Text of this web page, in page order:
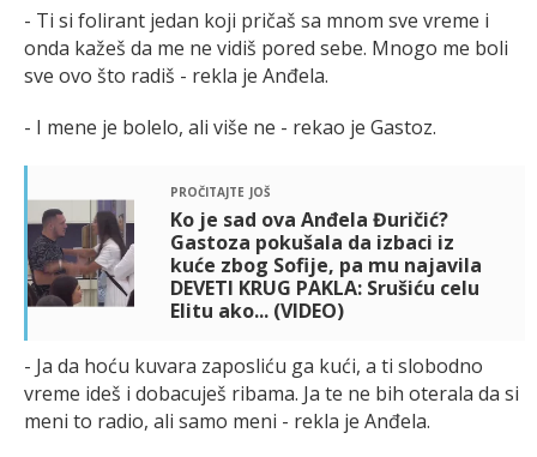
- Ti si folirant jedan koji pričaš sa mnom sve vreme i
onda kažeš da me ne vidiš pored sebe. Mnogo me boli
sve ovo što radiš - rekla je Anđela.
- I mene je bolelo, ali više ne - rekao je Gastoz.
pročitajte još
Ko je sad ova Anđela Đuričić?
Gastoza pokušala da izbaci iz
kuće zbog Sofije, pa mu najavila
DEVETI KRUG PAKLA: Srušiću celu
Elitu ako... (VIDEO)
- Ja da hoću kuvara zaposliću ga kući, a ti slobodno
vreme ideš i dobacuješ ribama. Ja te ne bih oterala da si
meni to radio, ali samo meni - rekla je Anđela.